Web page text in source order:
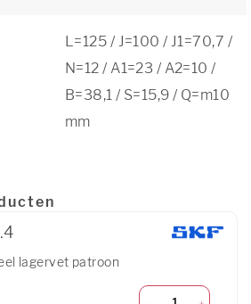
L=125 / J=100 / J1=70,7 /
N=12 / A1=23 / A2=10 /
B=38,1 / S=15,9 / Q=m10
mm
lagervet patroon